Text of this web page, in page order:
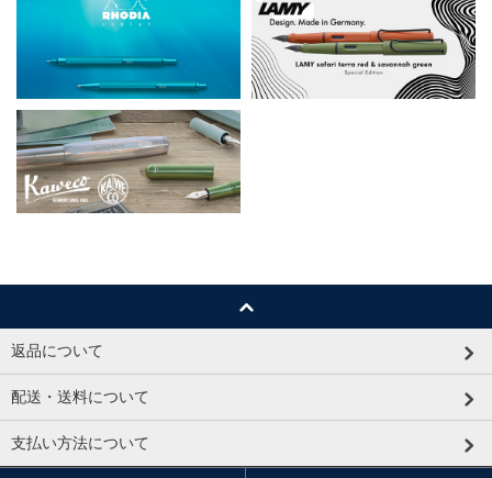
返品について
配送・送料について
支払い方法について